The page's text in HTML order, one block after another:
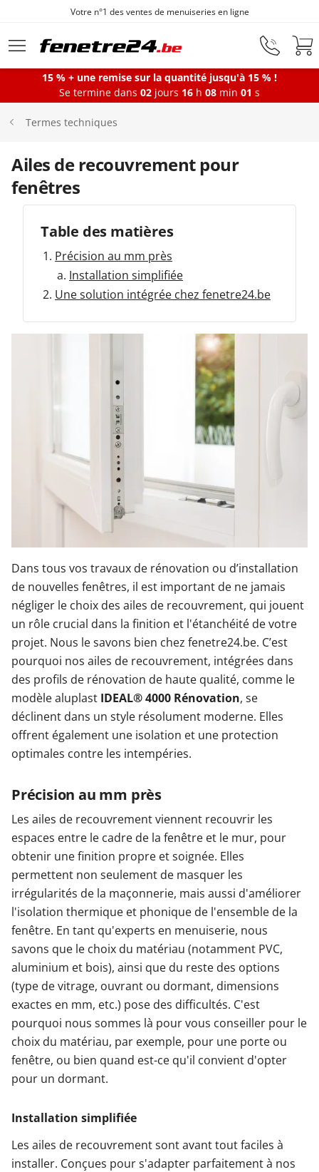
Aller au contenu principal
Votre n°1 des ventes de menuiseries en ligne
Fenêtres
Baies vitrées
Portes d'entrée
Protections solaires
Clôtures et portails
M'identifier
Conseils gratuits
15 % + une remise sur la quantité jusqu'à 15 % !
Se termine dans 02 jours 16 h 08 min 00 s
Termes techniques
Ailes de recouvrement pour
fenêtres
Table des matières
Précision au mm près
Installation simplifiée
Une solution intégrée chez fenetre24.be
Dans tous vos travaux de rénovation ou d’installation
de nouvelles fenêtres, il est important de ne jamais
négliger le choix des ailes de recouvrement, qui jouent
un rôle crucial dans la finition et l'étanchéité de votre
projet. Nous le savons bien chez fenetre24.be. C’est
pourquoi nos ailes de recouvrement, intégrées dans
des profils de rénovation de haute qualité, comme le
modèle aluplast IDEAL® 4000 Rénovation, se
déclinent dans un style résolument moderne. Elles
offrent également une isolation et une protection
optimales contre les intempéries.
Précision au mm près
Les ailes de recouvrement viennent recouvrir les
espaces entre le cadre de la fenêtre et le mur, pour
obtenir une finition propre et soignée. Elles
permettent non seulement de masquer les
irrégularités de la maçonnerie, mais aussi d'améliorer
l'isolation thermique et phonique de l'ensemble de la
fenêtre. En tant qu'experts en menuiserie, nous
savons que le choix du matériau (notamment PVC,
aluminium et bois), ainsi que du reste des options
(type de vitrage, ouvrant ou dormant, dimensions
exactes en mm, etc.) pose des difficultés. C'est
pourquoi nous sommes là pour vous conseiller pour le
choix du matériau, par exemple, pour une porte ou
fenêtre, ou bien quand est-ce qu'il convient d'opter
pour un dormant.
Installation simplifiée
Les ailes de recouvrement sont avant tout faciles à
installer. Conçues pour s'adapter parfaitement à nos